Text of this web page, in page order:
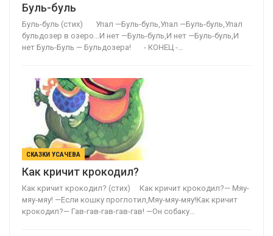
Буль-буль
Буль-буль (стих) Упал —Буль-буль,Упал —Буль-буль,Упал
бульдозер в озеро…И нет —Буль-буль,И нет —Буль-буль,И
нет Буль-Буль — Бульдозера! - КОНЕЦ -…
СКАЗКИ УСАЧЕВА
Как кричит крокодил?
Как кричит крокодил? (стих) Как кричит крокодил?— Мяу-
мяу-мяу! —Если кошку проглотил,Мяу-мяу-мяу!Как кричит
крокодил?— Гав-гав-гав-гав-гав! —Он собаку…